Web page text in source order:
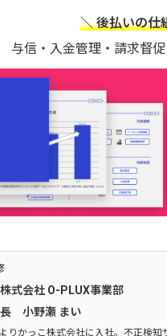
＼ 後払いの仕
与信・入金管理・請求督
式会社 O-PLUX事業部
小野瀬 まい
りかっこ株式会社に入社。不正検知